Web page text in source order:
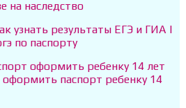
на наследство
узнать результаты ЕГЭ и ГИА |
по паспорту
оформить ребенку 14 лет
оформить паспорт ребенку 14